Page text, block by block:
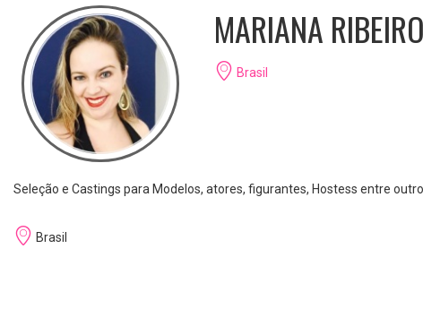
MARIANA RIBEIRO
Brasil
Seleção e Castings para Modelos, atores, figurantes, Hostess entre
Brasil